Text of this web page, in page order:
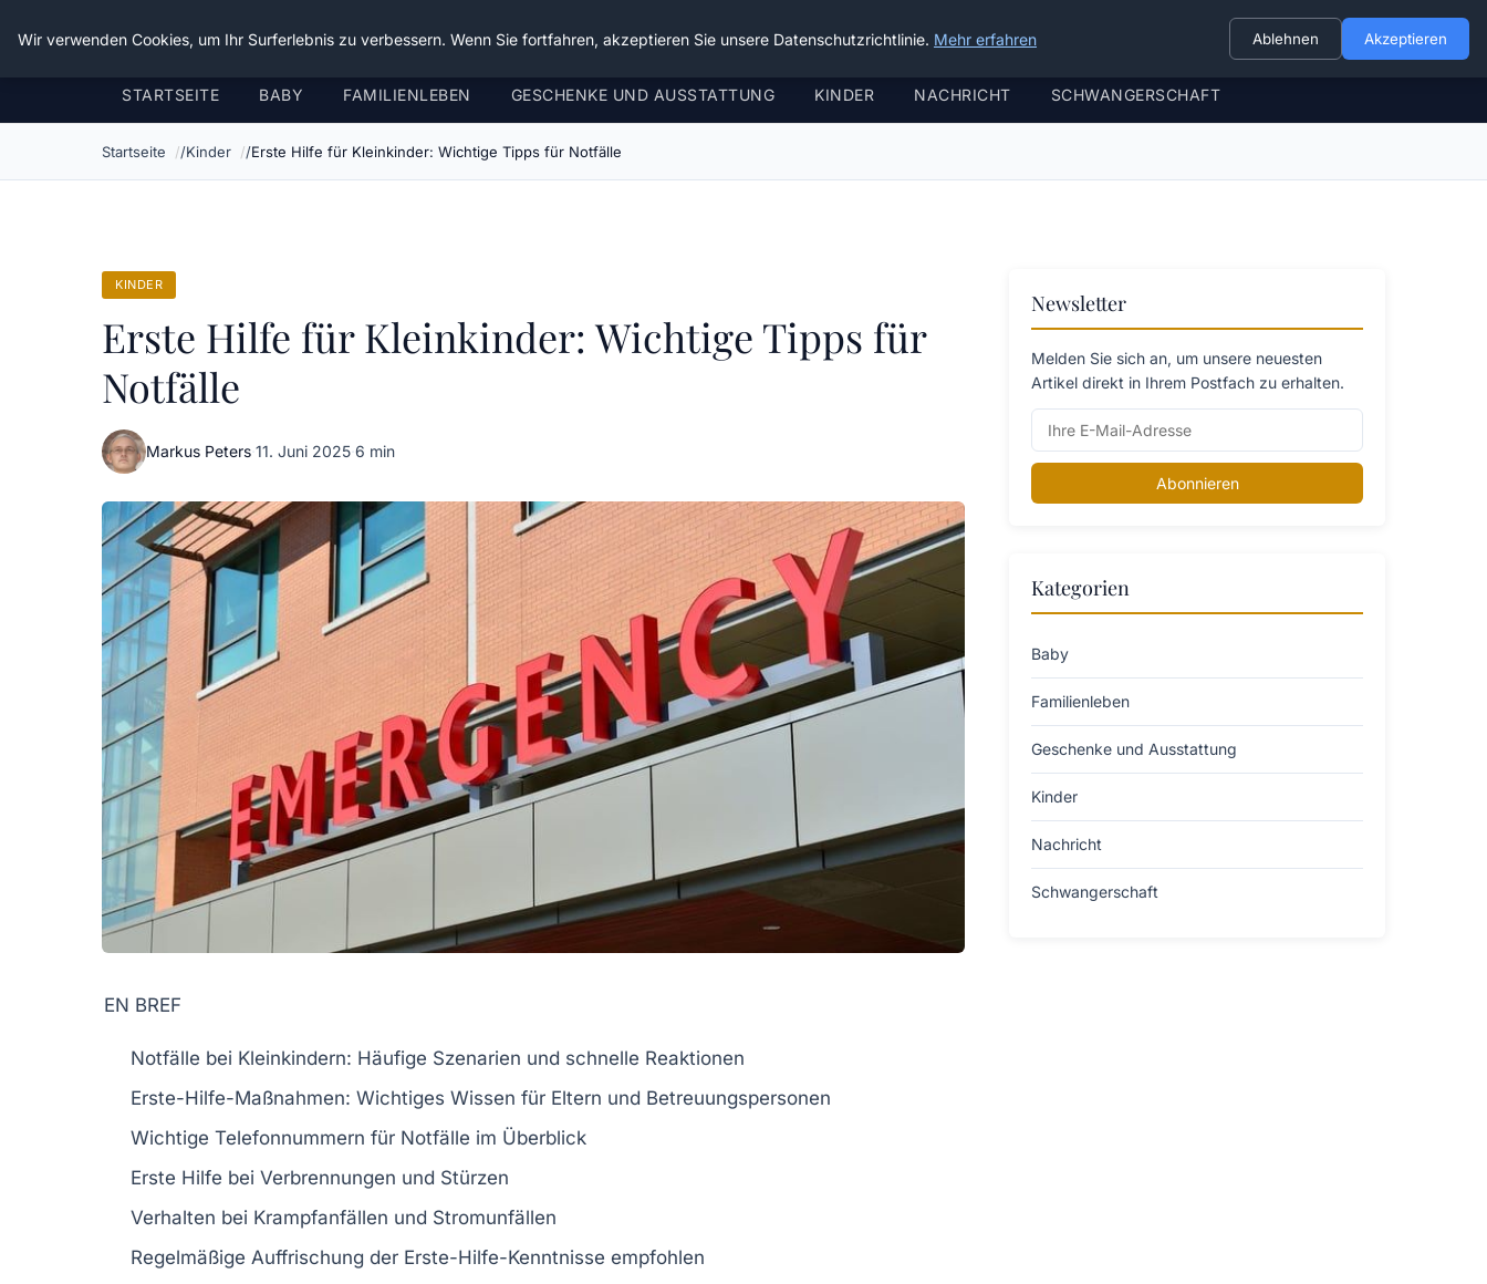
Verflixt-und-aufgetrennt.de
STARTSEITE BABY FAMILIENLEBEN GESCHENKE UND AUSSTATTUNG KINDER NACHRICHT SCHWANGERSCHAFT
Startseite Kinder Erste Hilfe für Kleinkinder: Wichtige Tipps für Notfälle
KINDER
Erste Hilfe für Kleinkinder: Wichtige Tipps für
Notfälle
Markus Peters·11. Juni 2025·6 min
EN BREF
Notfälle bei Kleinkindern: Häufige Szenarien und schnelle Reaktionen
Erste-Hilfe-Maßnahmen: Wichtiges Wissen für Eltern und Betreuungspersonen
Wichtige Telefonnummern für Notfälle im Überblick
Erste Hilfe bei Verbrennungen und Stürzen
Verhalten bei Krampfanfällen und Stromunfällen
Regelmäßige Auffrischung der Erste-Hilfe-Kenntnisse empfohlen
Newsletter
Melden Sie sich an, um unsere neuesten
Artikel direkt in Ihrem Postfach zu erhalten.
Abonnieren
Kategorien
Baby
Familienleben
Geschenke und Ausstattung
Kinder
Nachricht
Schwangerschaft
Wir verwenden Cookies, um Ihr Surferlebnis zu verbessern. Wenn Sie fortfahren, akzeptieren Sie unsere Datenschutzrichtlinie. Mehr erfahren Ablehnen Akzeptieren